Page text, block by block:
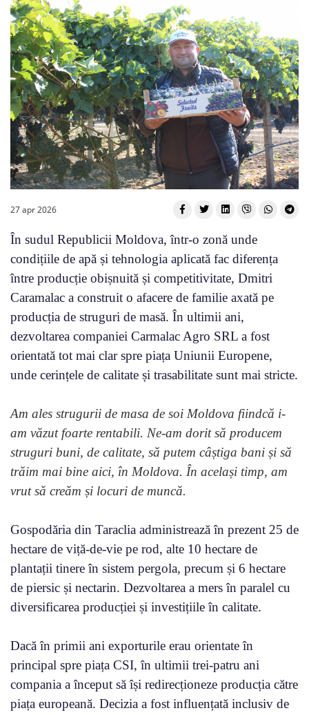
27 apr 2026
În sudul Republicii Moldova, într-o zonă unde
condițiile de apă și tehnologia aplicată fac diferența
între producție obișnuită și competitivitate, Dmitri
Caramalac a construit o afacere de familie axată pe
producția de struguri de masă. În ultimii ani,
dezvoltarea companiei Carmalac Agro SRL a fost
orientată tot mai clar spre piața Uniunii Europene,
unde cerințele de calitate și trasabilitate sunt mai stricte.
Am ales strugurii de masa de soi Moldova fiindcă i-
am văzut foarte rentabili. Ne-am dorit să producem
struguri buni, de calitate, să putem câștiga bani și să
trăim mai bine aici, în Moldova. În același timp, am
vrut să creăm și locuri de muncă.
Gospodăria din Taraclia administrează în prezent 25 de
hectare de viță-de-vie pe rod, alte 10 hectare de
plantații tinere în sistem pergola, precum și 6 hectare
de piersic și nectarin. Dezvoltarea a mers în paralel cu
diversificarea producției și investițiile în calitate.
Dacă în primii ani exporturile erau orientate în
principal spre piața CSI, în ultimii trei-patru ani
compania a început să își redirecționeze producția către
piața europeană. Decizia a fost influențată inclusiv de